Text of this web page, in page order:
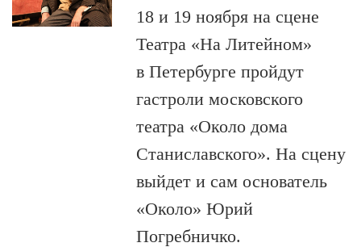
18 и 19 ноября на сцене
Театра «На Литейном»
в Петербурге пройдут
гастроли московского
театра «Около дома
Станиславского». На сцену
выйдет и сам основатель
«Около» Юрий
Погребничко.